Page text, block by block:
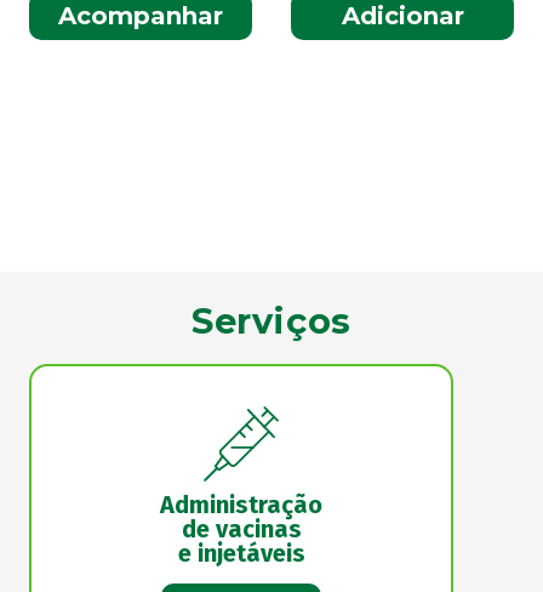
Acompanhar Adicionar
Serviços
Administração
de vacinas
e injetáveis